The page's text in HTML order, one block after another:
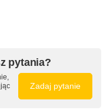
pytania?
Zadaj pytanie